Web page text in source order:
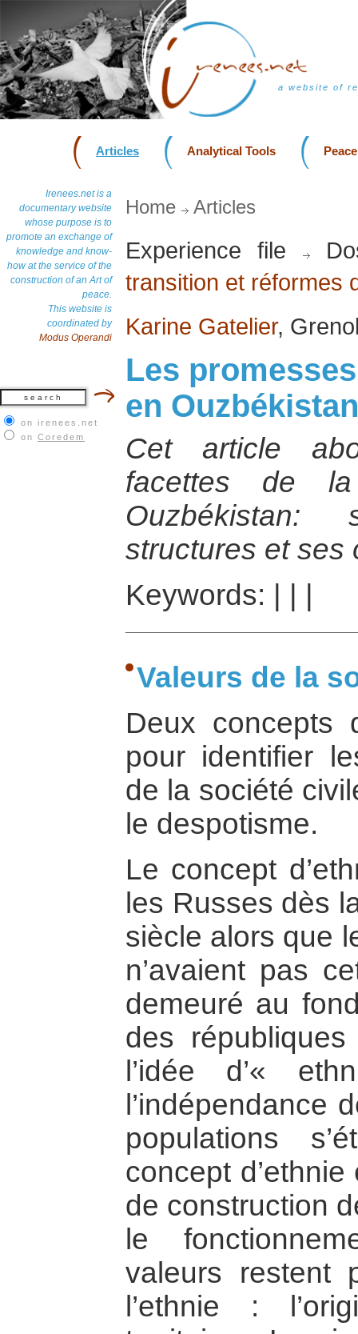
a website of
Articles Analytical Tools
Irenees.net is a
documentary website
whose purpose is to
promote an exchange of
knowledge and know-
how at the service of the
construction of an Art of
peace.
This website is
coordinated by
Modus Operandi
on irenees.net
on Coredem
Home Articles
Experience file
transition et réformes
Karine Gatelier,
Les
en Ouzbékistan
Cet article
facettes de
structures et ses
Keywords:
Valeurs de la
Deux concepts
pour identifier
de la société
le despotisme.
Le concept
les Russes dès
siècle alors que
n’avaient pas
demeuré au
des
l’idée d’«
l’indépendance
populations
concept
de construction
le
valeurs restent
l’ethnie :